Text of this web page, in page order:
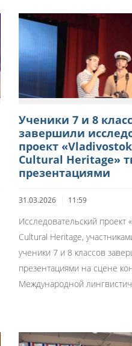
Ученики 7 и 8
завершили
проект
Cultural Heritage»
презентациями
31.03.2026 11:59
Исследовательский проект
Cultural Heritage,
ученики 7 и 8 классов
презентациями на сцене
Международной